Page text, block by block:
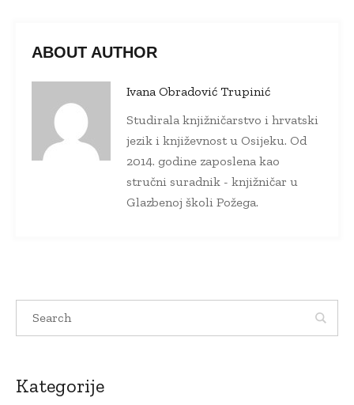
ABOUT AUTHOR
Ivana Obradović Trupinić
Studirala knjižničarstvo i hrvatski
jezik i književnost u Osijeku. Od
2014. godine zaposlena kao
stručni suradnik - knjižničar u
Glazbenoj školi Požega.
Kategorije